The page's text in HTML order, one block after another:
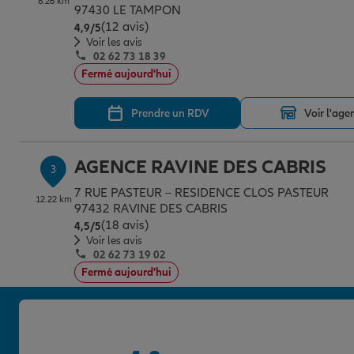
97430 LE TAMPON
4,9/5Note de 4.9 sur 5
(12 avis)
Voir les avis
02 62 73 18 39
Fermé aujourd'hui
Prendre un RDV Voir
3
12.22 km
AGENCE RAVINE DES CABRIS
7 RUE PASTEUR – RESIDENCE CLOS PASTEUR
97432 RAVINE DES CABRIS
4,5/5Note de 4.5 sur 5
(18 avis)
Voir les avis
02 62 73 19 02
Fermé aujourd'hui